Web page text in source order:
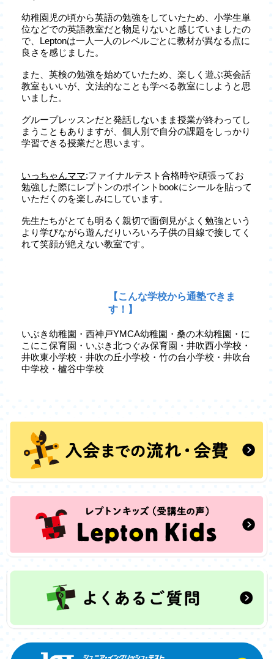
幼稚園児の頃から英語の勉強をしていたため、小学生単
位などでの英語教室だと物足りないと感じていましたの
で、Leptonは一人一人のレベルごとに教材が異なる点に
良さを感じました。
また、英検の勉強を始めていたため、楽しく遊ぶ英会話
教室もいいが、文法的なことも学べる教室にしようと思
いました。
グループレッスンだと発話しないまま授業が終わってし
まうこともありますが、個人別で自分の課題をしっかり
学習できる授業だと思います。
いっちゃんママ:ファイナルテスト合格時や頑張ってお
勉強した際にレプトンのポイントbookにシールを貼って
いただくのを楽しみにしています。
先生たちがとても明るく親切で面倒見がよく勉強という
より学びながら遊んだりいろいろ子供の目線で接してく
れて笑顔が絶えない教室です。
【こんな学校から通塾できま
す！】
いぶき幼稚園・西神戸YMCA幼稚園・桑の木幼稚園・に
こにこ保育園・いぶき北つぐみ保育園・井吹西小学校・
井吹東小学校・井吹の丘小学校・竹の台小学校・井吹台
中学校・櫨谷中学校